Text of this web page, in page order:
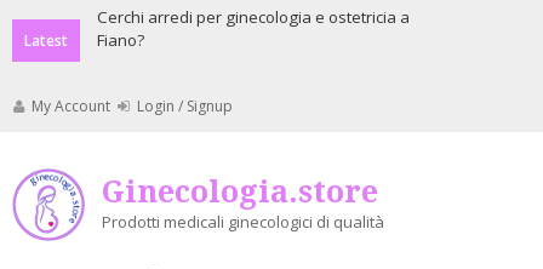
Skip
Latest
recapitare
Cerchi arredi per ginecologia e ostetricia a
Fiano?
My Account Login / Signup
Ginecologia.store
Prodotti medicali ginecologici di qualità